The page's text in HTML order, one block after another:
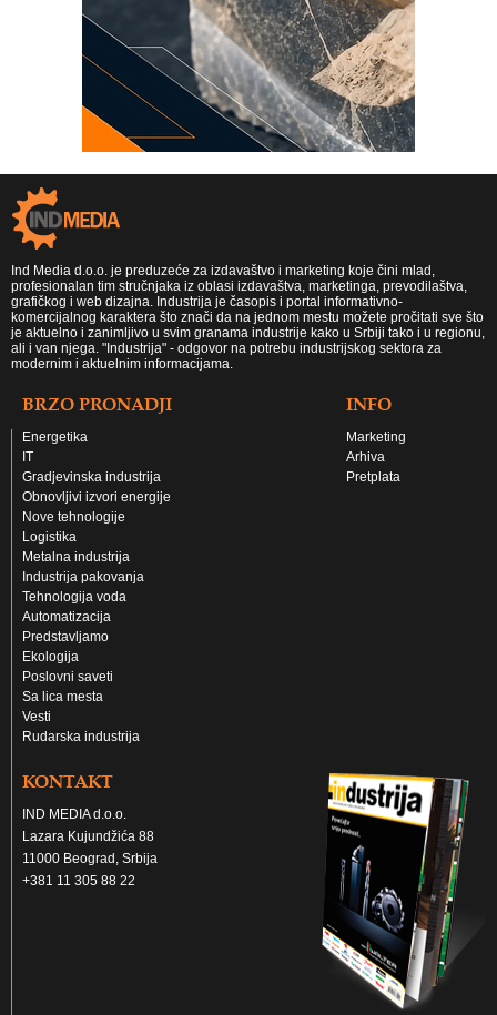
Ind Media d.o.o. je preduzeće za izdavaštvo i marketing koje čini mlad,
profesionalan tim stručnjaka iz oblasi izdavaštva, marketinga, prevodilaštva,
grafičkog i web dizajna. Industrija je časopis i portal informativno-
komercijalnog karaktera što znači da na jednom mestu možete pročitati sve što
je aktuelno i zanimljivo u svim granama industrije kako u Srbiji tako i u regionu,
ali i van njega. "Industrija" - odgovor na potrebu industrijskog sektora za
modernim i aktuelnim informacijama.
BRZO PRONADJI
Energetika
IT
Gradjevinska industrija
Obnovljivi izvori energije
Nove tehnologije
Logistika
Metalna industrija
Industrija pakovanja
Tehnologija voda
Automatizacija
Predstavljamo
Ekologija
Poslovni saveti
Sa lica mesta
Vesti
Rudarska industrija
INFO
Marketing
Arhiva
Pretplata
KONTAKT
IND MEDIA d.o.o.
Lazara Kujundžića 88
11000 Beograd, Srbija
+381 11 305 88 22